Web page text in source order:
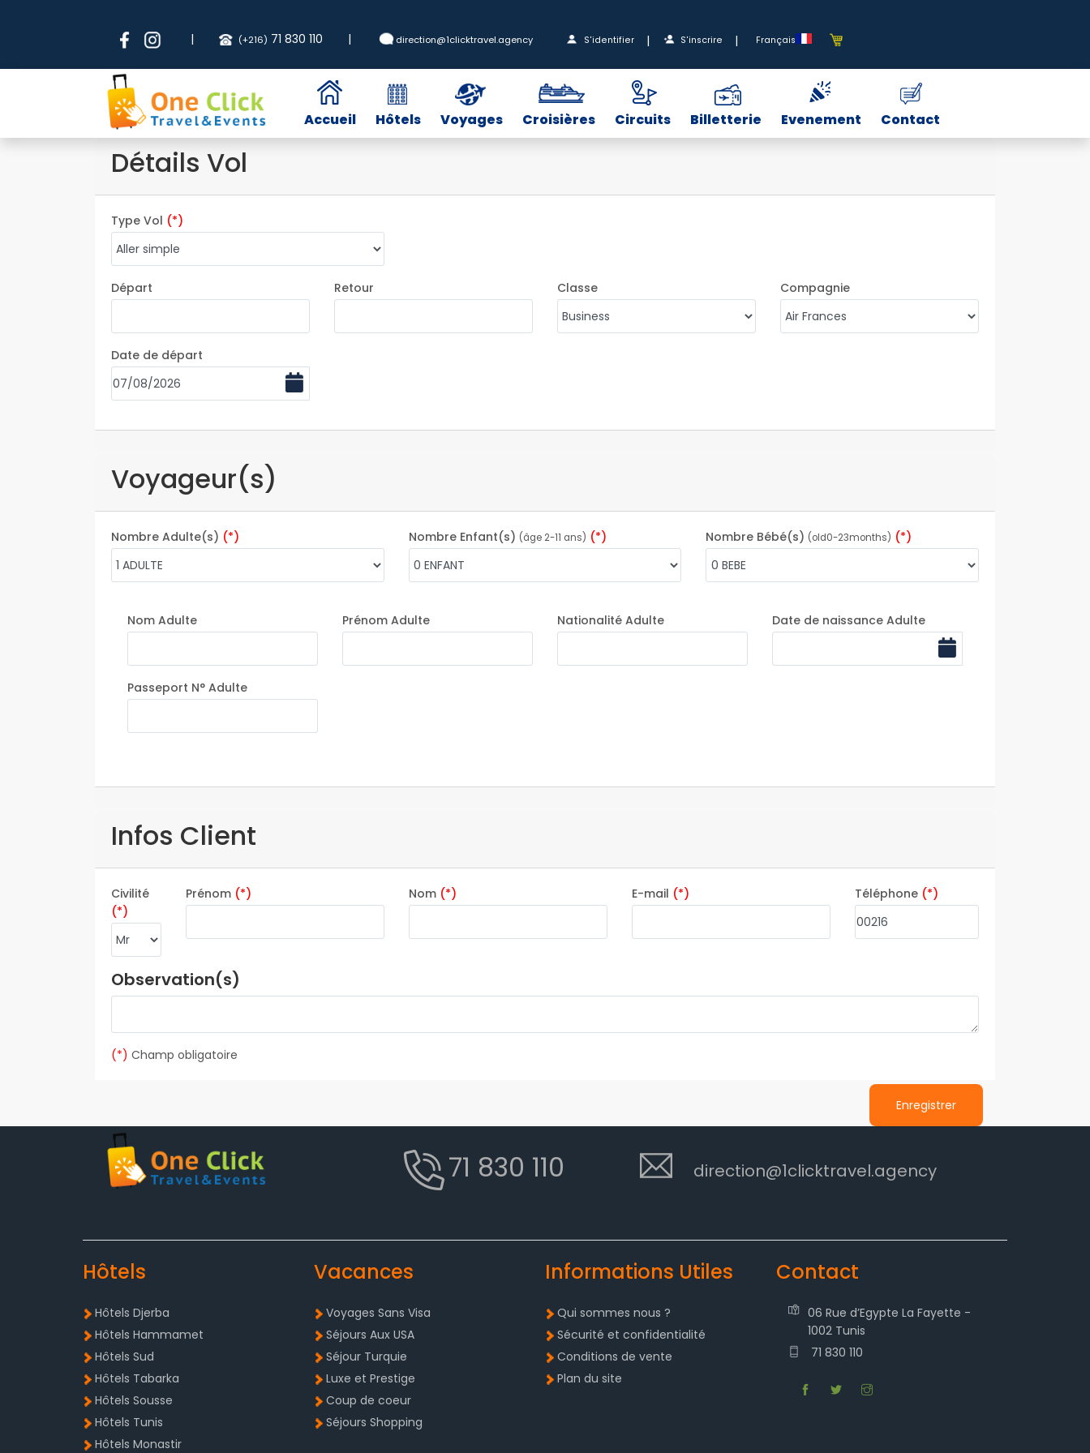
| (+216) 71 830 110 | direction@1clicktravel.agency S'identifier | S'inscrire | Français
Accueil Hôtels Voyages Croisières Circuits Billetterie Evenement Contact
Détails Vol
Type Vol (*)
Départ Retour Classe Compagnie
Date de départ
Voyageur(s)
Nombre Adulte(s) (*) Nombre Enfant(s) (âge 2-11 ans) (*) Nombre Bébé(s) (old0-23months) (*)
Nom Adulte Prénom Adulte Nationalité Adulte Date de naissance Adulte
Passeport N° Adulte
Infos Client
Civilité
(*)
Prénom (*) Nom (*) E-mail (*) Téléphone (*)
Observation(s)
(*) Champ obligatoire
Enregistrer
71 830 110 direction@1clicktravel.agency
Hôtels
Hôtels Djerba
Hôtels Hammamet
Hôtels Sud
Hôtels Tabarka
Hôtels Sousse
Hôtels Tunis
Hôtels Monastir
Vacances
Voyages Sans Visa
Séjours Aux USA
Séjour Turquie
Luxe et Prestige
Coup de coeur
Séjours Shopping
Informations Utiles
Qui sommes nous ?
Sécurité et confidentialité
Conditions de vente
Plan du site
Contact
06 Rue d’Egypte La Fayette -
1002 Tunis
71 830 110